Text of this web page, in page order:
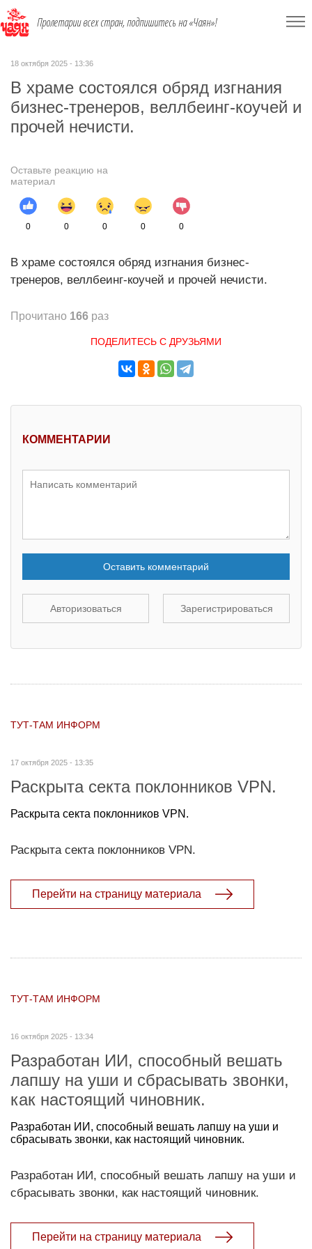
Пролетарии всех стран, подпишитесь на «Чаян»!
18 октября 2025 - 13:36
В храме состоялся обряд изгнания
бизнес-тренеров, веллбеинг-коучей и
прочей нечисти.
Оставьте реакцию на
материал
0 0 0 0 0
В храме состоялся обряд изгнания бизнес-
тренеров, веллбеинг-коучей и прочей нечисти.
Прочитано 166 раз
ПОДЕЛИТЕСЬ С ДРУЗЬЯМИ
КОММЕНТАРИИ
Оставить комментарий
Авторизоваться Зарегистрироваться
ТУТ-ТАМ ИНФОРМ
17 октября 2025 - 13:35
Раскрыта секта поклонников VPN.
Раскрыта секта поклонников VPN.
Раскрыта секта поклонников VPN.
Перейти на страницу материала
ТУТ-ТАМ ИНФОРМ
16 октября 2025 - 13:34
Разработан ИИ, способный вешать
лапшу на уши и сбрасывать звонки,
как настоящий чиновник.
Разработан ИИ, способный вешать лапшу на уши и
сбрасывать звонки, как настоящий чиновник.
Разработан ИИ, способный вешать лапшу на уши и
сбрасывать звонки, как настоящий чиновник.
Перейти на страницу материала